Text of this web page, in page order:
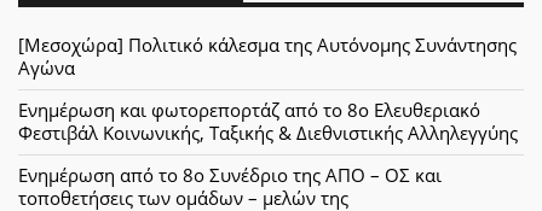
[Μεσοχώρα] Πολιτικό κάλεσμα της Αυτόνομης Συνάντησης
Αγώνα
Ενημέρωση και φωτορεπορτάζ από το 8ο Ελευθεριακό
Φεστιβάλ Κοινωνικής, Ταξικής & Διεθνιστικής Αλληλεγγύης
Ενημέρωση από το 8ο Συνέδριο της ΑΠΟ – ΟΣ και
τοποθετήσεις των ομάδων – μελών της